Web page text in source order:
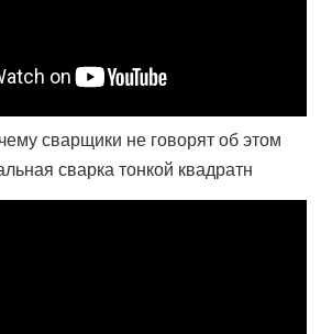
сварщики не говорят об этом
сварка тонкой квадратн